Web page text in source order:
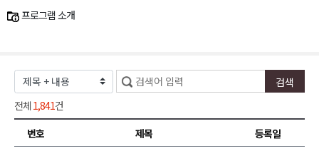
프로그램 소개
전체 1,841건
번호
제목
등록일